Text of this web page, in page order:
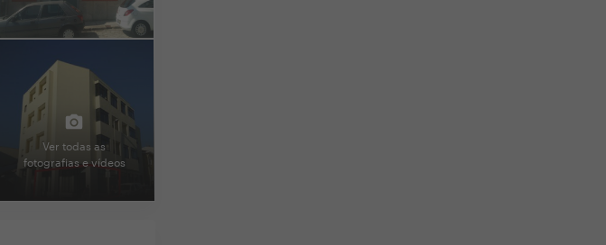
Ver todas as
fotografias e vídeos